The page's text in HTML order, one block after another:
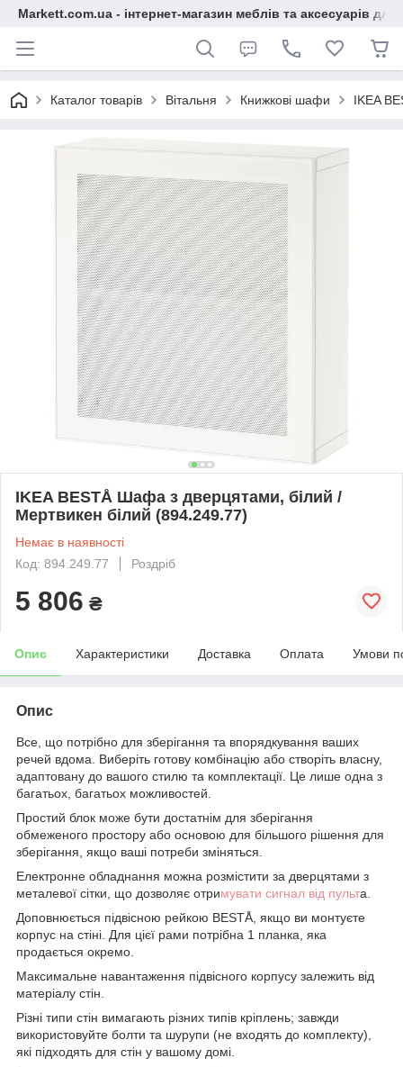
Markett.com.ua - інтернет-магазин меблів та аксесуарів для
Каталог товарів Вітальня Книжкові шафи IKEA
IKEA BESTÅ Шафа з дверцятами, білий /
Мертвикен білий (894.249.77)
Немає в наявності
Код: 894.249.77
Роздріб
5 806 ₴
Опис Характеристики Доставка Оплата Умови
Опис
Все, що потрібно для зберігання та впорядкування ваших
речей вдома. Виберіть готову комбінацію або створіть власну,
адаптовану до вашого стилю та комплектації. Це лише одна з
багатьох, багатьох можливостей.
Простий блок може бути достатнім для зберігання
обмеженого простору або основою для більшого рішення для
зберігання, якщо ваші потреби зміняться.
Електронне обладнання можна розмістити за дверцятами з
металевої сітки, що дозволяє отримувати сигнал від пульта.
Доповнюється підвісною рейкою BESTÅ, якщо ви монтуєте
корпус на стіні. Для цієї рами потрібна 1 планка, яка
продається окремо.
Максимальне навантаження підвісного корпусу залежить від
матеріалу стін.
Різні типи стін вимагають різних типів кріплень; завжди
використовуйте болти та шурупи (не входять до комплекту),
які підходять для стін у вашому домі.